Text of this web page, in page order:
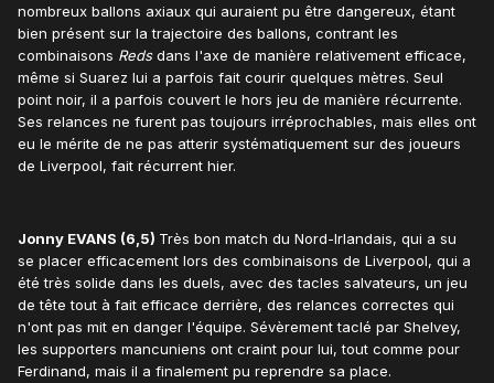
nombreux ballons axiaux qui auraient pu être dangereux, étant
bien présent sur la trajectoire des ballons, contrant les
combinaisons Redsdans l'axe de manière relativement efficace,
même si Suarez lui a parfois fait courir quelques mètres. Seul
point noir, il a parfois couvert le hors jeu de manière récurrente.
Ses relances ne furent pas toujours irréprochables, mais elles ont
eu le mérite de ne pas atterir systématiquement sur des joueurs
de Liverpool, fait récurrent hier.
Jonny EVANS (6,5) Très bon match du Nord-Irlandais, qui a su
se placer efficacement lors des combinaisons de Liverpool, qui a
été très solide dans les duels, avec des tacles salvateurs, un jeu
de tête tout à fait efficace derrière, des relances correctes qui
n'ont pas mit en danger l'équipe. Sévèrement taclé par Shelvey,
les supporters mancuniens ont craint pour lui, tout comme pour
Ferdinand, mais il a finalement pu reprendre sa place.